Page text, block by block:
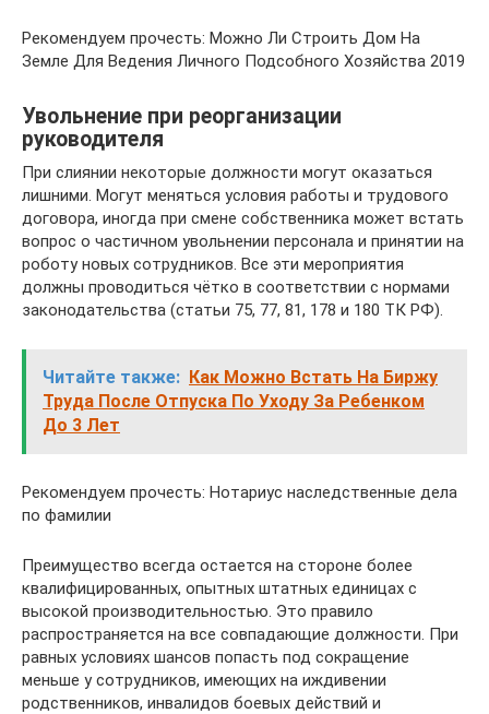
Рекомендуем прочесть: Можно Ли Строить Дом На
Земле Для Ведения Личного Подсобного Хозяйства 2019
Увольнение при реорганизации
руководителя
При слиянии некоторые должности могут оказаться
лишними. Могут меняться условия работы и трудового
договора, иногда при смене собственника может встать
вопрос о частичном увольнении персонала и принятии на
роботу новых сотрудников. Все эти мероприятия
должны проводиться чётко в соответствии с нормами
законодательства (статьи 75, 77, 81, 178 и 180 ТК РФ).
Читайте также: Как Можно Встать На Биржу
Труда После Отпуска По Уходу За Ребенком
До 3 Лет
Рекомендуем прочесть: Нотариус наследственные дела
по фамилии
Преимущество всегда остается на стороне более
квалифицированных, опытных штатных единицах с
высокой производительностью. Это правило
распространяется на все совпадающие должности. При
равных условиях шансов попасть под сокращение
меньше у сотрудников, имеющих на иждивении
родственников, инвалидов боевых действий и